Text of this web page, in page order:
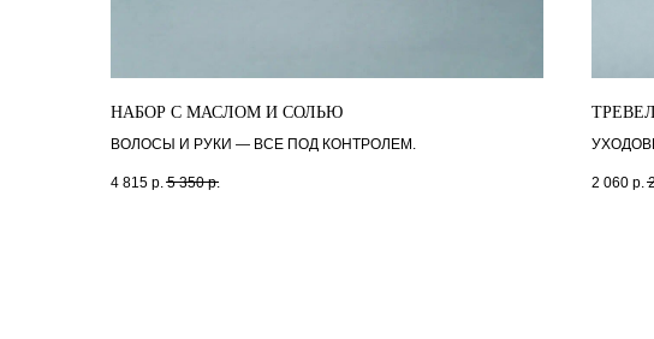
НАБОР С МАСЛОМ И СОЛЬЮ
ВОЛОСЫ И РУКИ — ВСЕ ПОД КОНТРОЛЕМ.
4 815 р. 5 350 р. 2 060 р.